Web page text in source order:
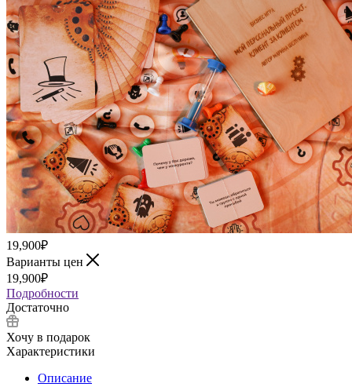
19,900₽
Варианты цен
19,900₽
Подробности
Достаточно
Хочу в подарок
Характеристики
Описание